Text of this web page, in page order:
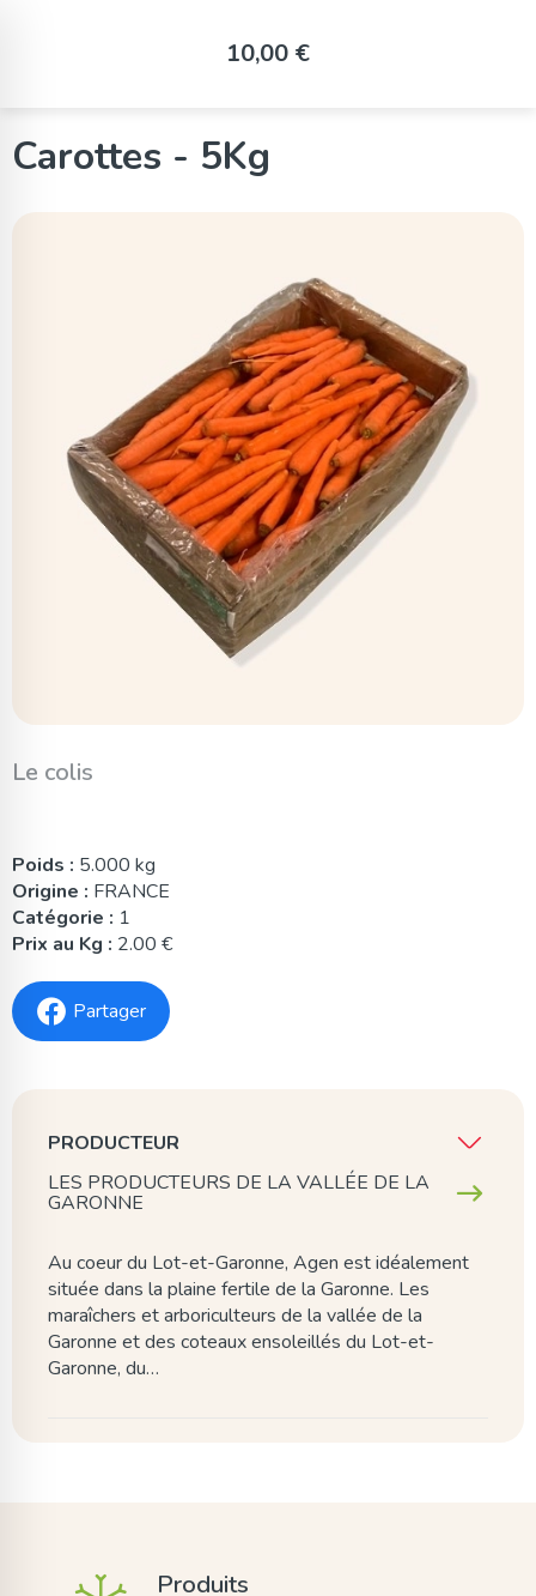
Carottes - 5Kg
Le colis
10,00 €
Poids : 5.000 kg
Origine : FRANCE
Catégorie : 1
Prix au Kg : 2.00 €
Partager
PRODUCTEUR
LES PRODUCTEURS DE LA VALLÉE DE LA
GARONNE
Au coeur du Lot-et-Garonne, Agen est idéalement
située dans la plaine fertile de la Garonne. Les
maraîchers et arboriculteurs de la vallée de la
Garonne et des coteaux ensoleillés du Lot-et-
Garonne, du…
Produits